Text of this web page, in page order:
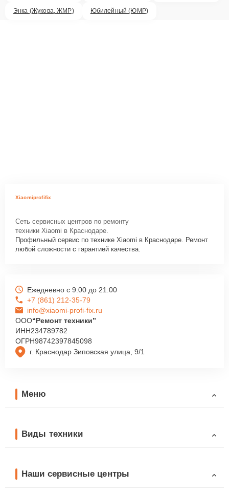
Энка (Жукова, ЖМР) Юбилейный (ЮМР)
Xiaomiprofifix
Сеть сервисных центров по ремонту
техники Xiaomi в Краснодаре.
Профильный сервис по технике Xiaomi в Краснодаре. Ремонт
любой сложности с гарантией качества.
г. Краснодар Зиповская улица, 9/1
Ежедневно с 9:00 до 21:00
+7 (861) 212-35-79
info@xiaomi-profi-fix.ru
ООО“Ремонт техники”
ИНН234789782
ОГРН98742397845098
Меню
Виды техники
Наши сервисные центры